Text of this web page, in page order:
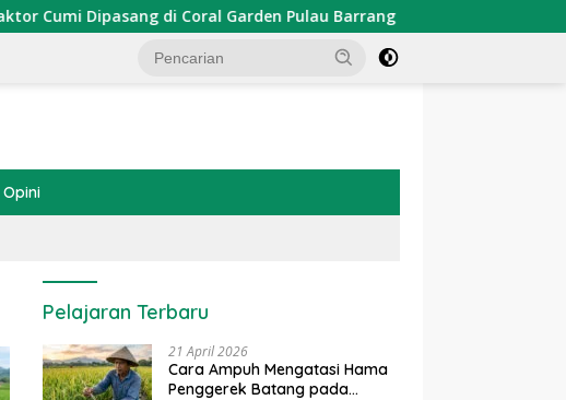
Dipasang di Coral Garden Pulau Barrang Caddi
Opini
Pelajaran Terbaru
21 April 2026
Cara Ampuh Mengatasi Hama
Penggerek Batang pada